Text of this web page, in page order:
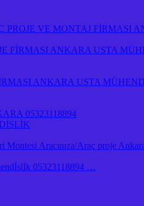
VE MONTAJ FİRMASI
FİRMASI ANKARA USTA
ANKARA USTA
05323118894
Aracınıza/Araç proje
05323118894 …